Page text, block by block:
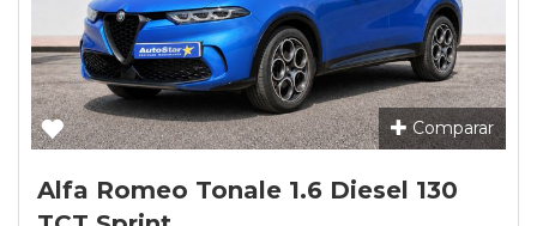
Comparar
Alfa Romeo Tonale 1.6 Diesel 130